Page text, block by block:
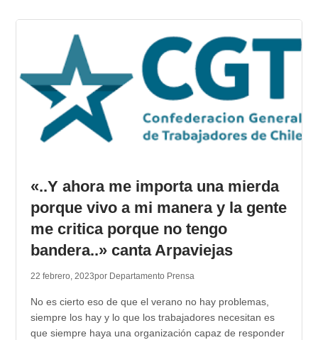
«..Y ahora me importa una mierda
porque vivo a mi manera y la gente
me critica porque no tengo
bandera..» canta Arpaviejas
22 febrero, 2023por Departamento Prensa
No es cierto eso de que el verano no hay problemas,
siempre los hay y lo que los trabajadores necesitan es
que siempre haya una organización capaz de responder